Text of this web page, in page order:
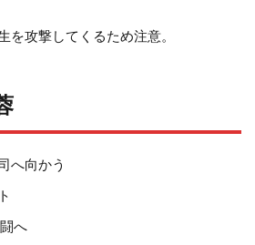
を攻撃してくるため注意。
へ向かう
へ